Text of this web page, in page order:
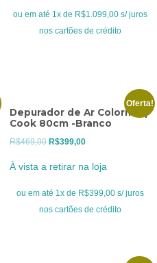
era:
R$1.499,00.
é:
R$1.099,00.
ou em até 1x de R$1.099,00 s/ juros
nos cartões de crédito
Oferta!
Depurador de Ar Colormaq
Cook 80cm -Branco
R$469,00 O
era:
R$469,00.
R$399,00O
atual
é:
R$399,00.
À vista a retirar na loja
ou em até 1x de R$399,00 s/ juros
nos cartões de crédito